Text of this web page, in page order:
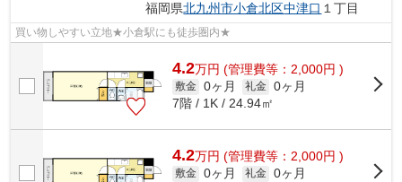
福岡県北九州市小倉北区中津口 １丁目
買い物しやすい立地★小倉駅にも徒歩圏内★
4.2万円 (管理費等：2,000円 )
敷金 0ヶ月 礼金 0ヶ月
7階 / 1K / 24.94㎡
4.2万円 (管理費等：2,000円 )
敷金 0ヶ月 礼金 0ヶ月